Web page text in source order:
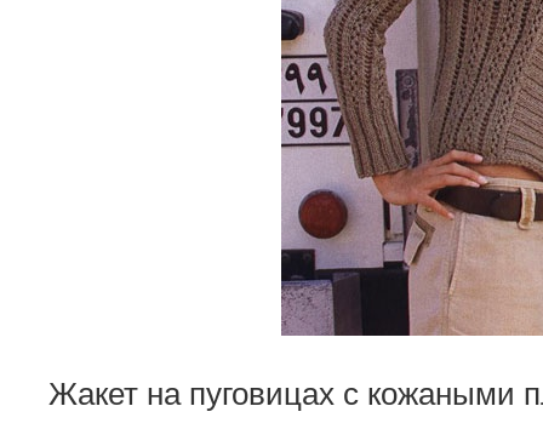
Жакет на пуговицах с кожаными